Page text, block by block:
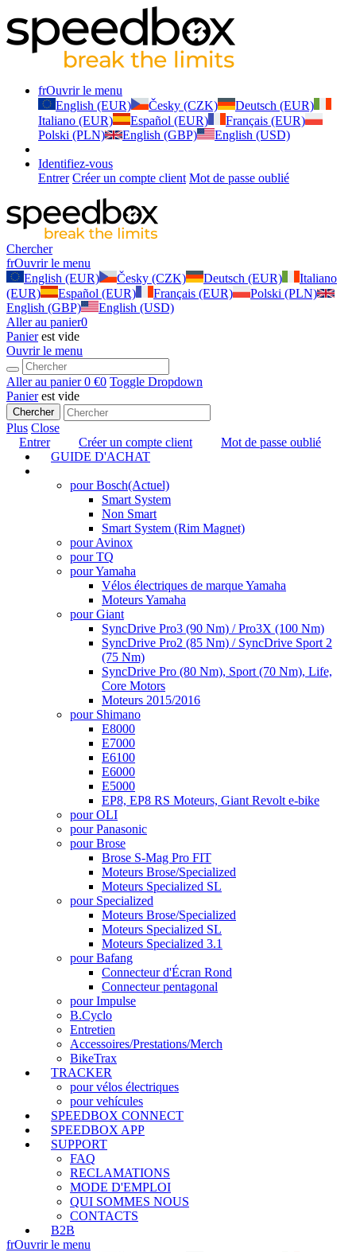
frOuvrir le menu
English (EUR)
Česky (CZK)
Deutsch (EUR)
Italiano (EUR)
Español (EUR)
Français (EUR)
Polski (PLN)
English (GBP) English (USD)
Identifiez-vous
Entrer Créer un compte client Mot de passe oublié
Chercher
frOuvrir le menu
English (EUR)
Česky (CZK) Deutsch (EUR)
Italiano
(EUR)
Español (EUR) Français (EUR)
Polski (PLN)
English (GBP)
English (USD)
Aller au panier0
Panierest vide
Ouvrir le menu
Aller au panier0 €0 Toggle Dropdown
Panierest vide
Chercher
Plus Close
Entrer
Créer un compte client
Mot de passe oublié
GUIDE D'ACHAT
pour Bosch(Actuel)
Smart System
Non Smart
Smart System (Rim Magnet)
pour Avinox
pour TQ
pour Yamaha
Vélos électriques de marque Yamaha
Moteurs Yamaha
pour Giant
SyncDrive Pro3 (90 Nm) / Pro3X (100 Nm)
SyncDrive Pro2 (85 Nm) / SyncDrive Sport 2
(75 Nm)
SyncDrive Pro (80 Nm), Sport (70 Nm), Life,
Core Motors
Moteurs 2015/2016
pour Shimano
E8000
E7000
E6100
E6000
E5000
EP8, EP8 RS Moteurs, Giant Revolt e-bike
pour OLI
pour Panasonic
pour Brose
Brose S-Mag Pro FIT
Moteurs Brose/Specialized
Moteurs Specialized SL
pour Specialized
Moteurs Brose/Specialized
Moteurs Specialized SL
Moteurs Specialized 3.1
pour Bafang
Connecteur d'Écran Rond
Connecteur pentagonal
pour Impulse
B.Cyclo
Entretien
Accessoires/Prestations/Merch
BikeTrax
TRACKER
pour vélos électriques
pour vehícules
SPEEDBOX CONNECT
SPEEDBOX APP
SUPPORT
FAQ
RECLAMATIONS
MODE D'EMPLOI
QUI SOMMES NOUS
CONTACTS
B2B
frOuvrir le menu